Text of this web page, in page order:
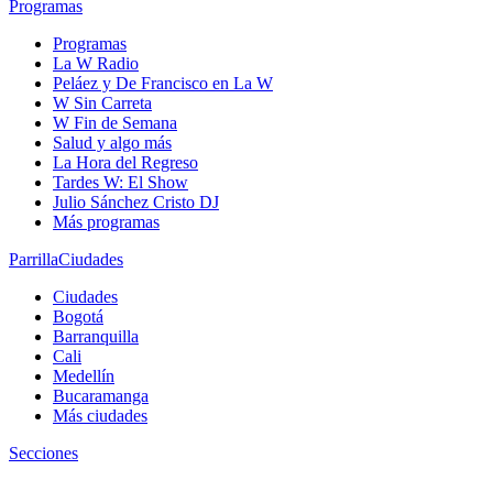
Programas
Programas
La W Radio
Peláez y De Francisco en La W
W Sin Carreta
W Fin de Semana
Salud y algo más
La Hora del Regreso
Tardes W: El Show
Julio Sánchez Cristo DJ
Más programas
ParrillaCiudades
Ciudades
Bogotá
Barranquilla
Cali
Medellín
Bucaramanga
Más ciudades
Secciones